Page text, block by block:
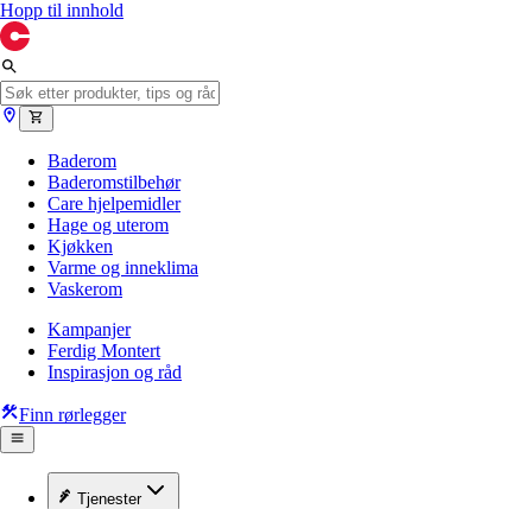
Hopp til innhold
Baderom
Baderomstilbehør
Care hjelpemidler
Hage og uterom
Kjøkken
Varme og inneklima
Vaskerom
Kampanjer
Ferdig Montert
Inspirasjon og råd
Finn rørlegger
Tjenester